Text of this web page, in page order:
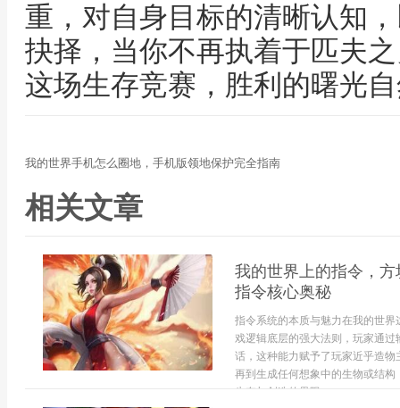
重，对自身目标的清晰认知
抉择，当你不再执着于匹夫
这场生存竞赛，胜利的曙光
我的世界手机怎么圈地，手机版领地保护完全指南
相关文章
我的世界上的指令，
指令核心奥秘
指令系统的本质与魅力在我的世
戏逻辑底层的强大法则，玩家通
话，这种能力赋予了玩家近乎造
再到生成任何想象中的生物或结
生存与创造的界限...